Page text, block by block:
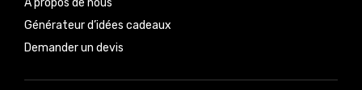
À propos de nous
Générateur d’idées cadeaux
Demander un devis